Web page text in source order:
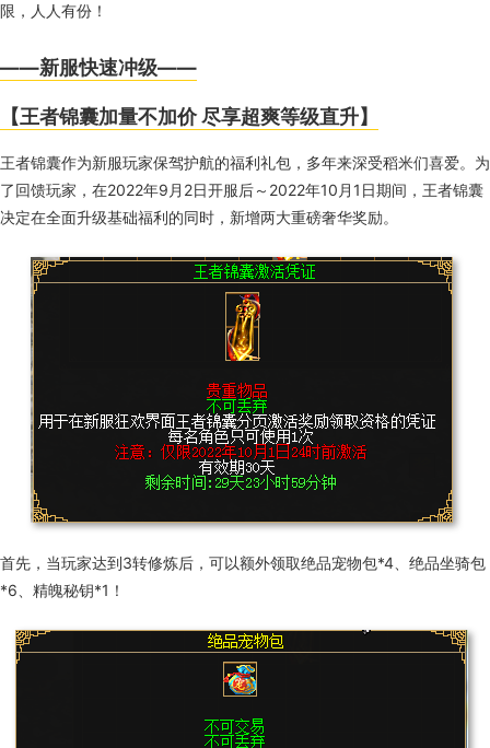
限，人人有份！
——新服快速冲级——
【王者锦囊加量不加价 尽享超爽等级直升】
王者锦囊作为新服玩家保驾护航的福利礼包，多年来深受稻米们喜爱。为
了回馈玩家，在2022年9月 2日开服后～ 2022年10月 1 日期间，王者锦囊
决定在全面升级基础福利的同时，新增两大重磅奢华奖励。
首先，当玩家达到3转修炼后，可以额外领取绝品宠物包*4 、绝品坐骑包
*6 、精魄秘钥*1 ！